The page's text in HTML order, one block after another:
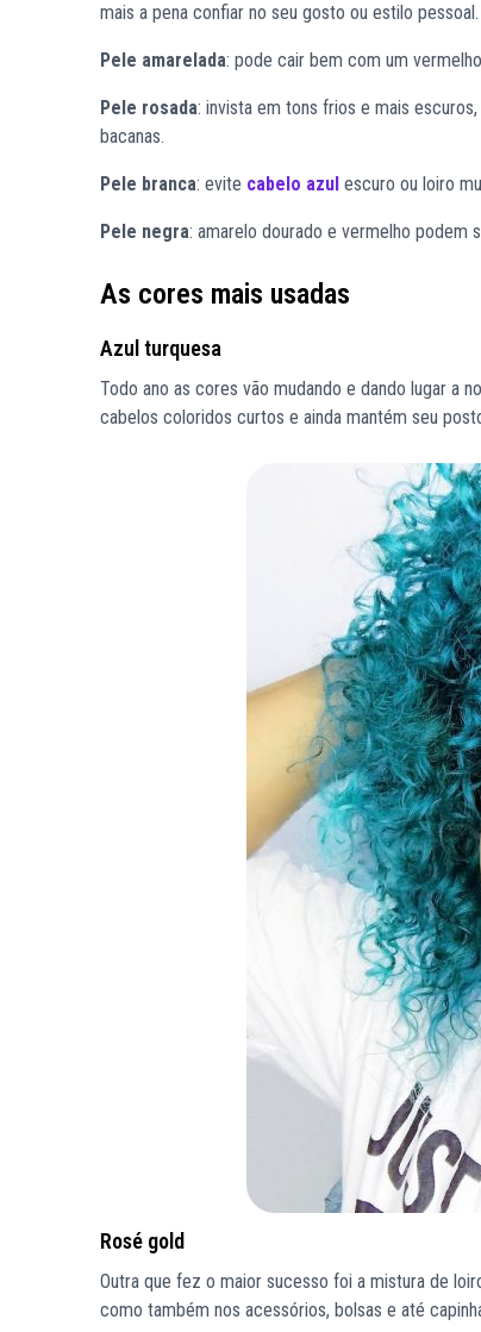
mais a pena confiar no seu gosto ou estilo
Pele amarelada: pode cair bem com um
Pele rosada: invista em tons frios e mais
bacanas.
Pele branca: evite cabelo azul escuro ou loiro
Pele negra: amarelo dourado e vermelho podem
As cores mais usadas
Azul turquesa
Todo ano as cores vão mudando e dando lugar a
cabelos coloridos curtos e ainda mantém seu
Rosé gold
Outra que fez o maior sucesso foi a mistura de
como também nos acessórios, bolsas e até